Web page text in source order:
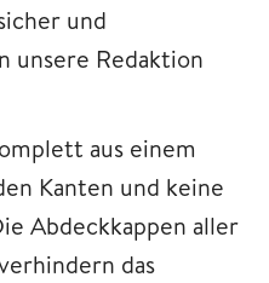
und
unsere Redaktion
aus einem
Kanten und keine
Abdeckkappen aller
das